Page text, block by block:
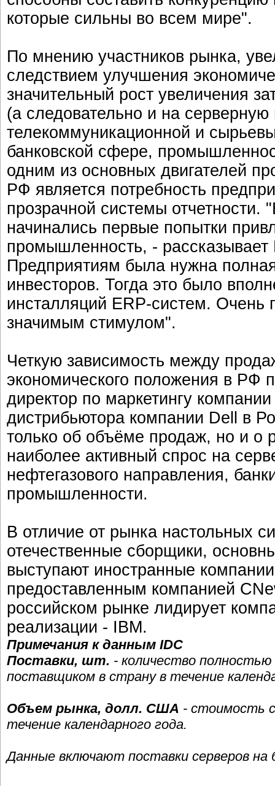
которые сильны во всем мире".
По мнению участников рынка,
следствием улучшения
значительный рост увеличения
(а следовательно и на
телекоммуникационной и
банковской сфере,
одним из основных двигателей
РФ является потребность
прозрачной системы
начинались первые попытки
промышленность, -
Предприятиям была нужна
инвесторов. Тогда это было
инсталляций ERP-систем. Очень
значимым стимулом".
Четкую зависимость между
экономического положения в РФ
директор по маркетингу
дистрибьютора компании Dell в
только об объёме продаж, но и о
наиболее активный спрос на
нефтегазового направления,
промышленности.
В отличие от рынка настольных
отечественные сборщики,
выступают иностранные
предоставленным компанией
российском рынке лидирует
реализации - IBM.
Примечания к данным IDC
Поставки, шт. - количество полностью
поставщиком в страну в течение
Объем рынка, долл. США - стоимость
течение календарного года.
Данные включают поставки серверов на